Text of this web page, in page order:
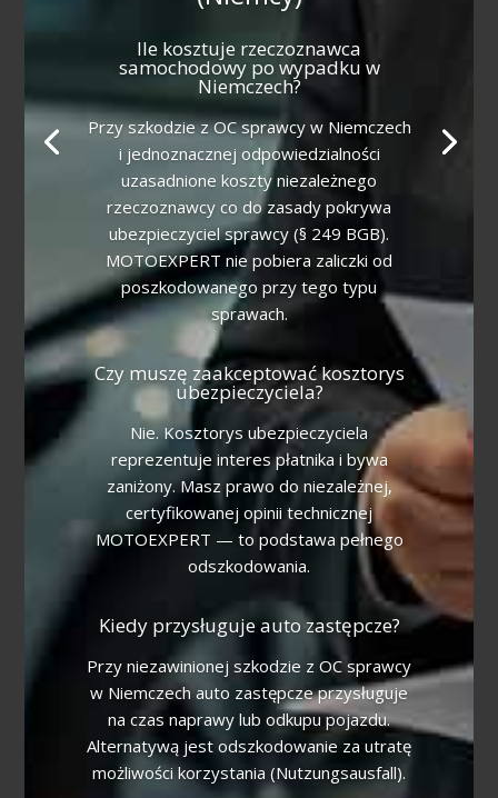
Ile kosztuje rzeczoznawca
samochodowy po wypadku w
Niemczech?
Przy szkodzie z OC sprawcy w Niemczech
i jednoznacznej odpowiedzialności
uzasadnione koszty niezależnego
rzeczoznawcy co do zasady pokrywa
ubezpieczyciel sprawcy (§ 249 BGB).
MOTOEXPERT nie pobiera zaliczki od
poszkodowanego przy tego typu
sprawach.
Czy muszę zaakceptować kosztorys
ubezpieczyciela?
Nie. Kosztorys ubezpieczyciela
reprezentuje interes płatnika i bywa
zaniżony. Masz prawo do niezależnej,
certyfikowanej opinii technicznej
MOTOEXPERT — to podstawa pełnego
odszkodowania.
Kiedy przysługuje auto zastępcze?
Przy niezawinionej szkodzie z OC sprawcy
w Niemczech auto zastępcze przysługuje
na czas naprawy lub odkupu pojazdu.
Alternatywą jest odszkodowanie za utratę
możliwości korzystania (Nutzungsausfall).